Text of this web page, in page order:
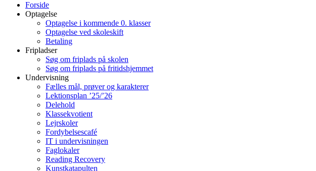
Forside
Optagelse
Optagelse i kommende 0. klasser
Optagelse ved skoleskift
Betaling
Fripladser
Søg om friplads på skolen
Søg om friplads på fritidshjemmet
Undervisning
Fælles mål, prøver og karakterer
Lektionsplan ’25/’26
Delehold
Klassekvotient
Lejrskoler
Fordybelsescafé
IT i undervisningen
Faglokaler
Reading Recovery
Kunstkatapulten